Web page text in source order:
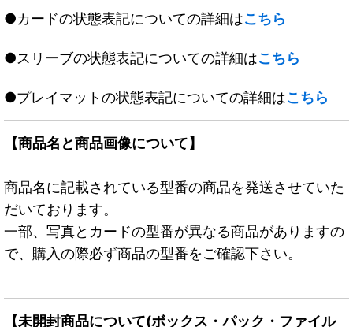
●カードの状態表記についての詳細はこちら
●スリーブの状態表記についての詳細はこちら
●プレイマットの状態表記についての詳細はこちら
【商品名と商品画像について】
商品名に記載されている型番の商品を発送させていた
だいております。
一部、写真とカードの型番が異なる商品がありますの
で、購入の際必ず商品の型番をご確認下さい。
【未開封商品について(ボックス・パック・ファイル